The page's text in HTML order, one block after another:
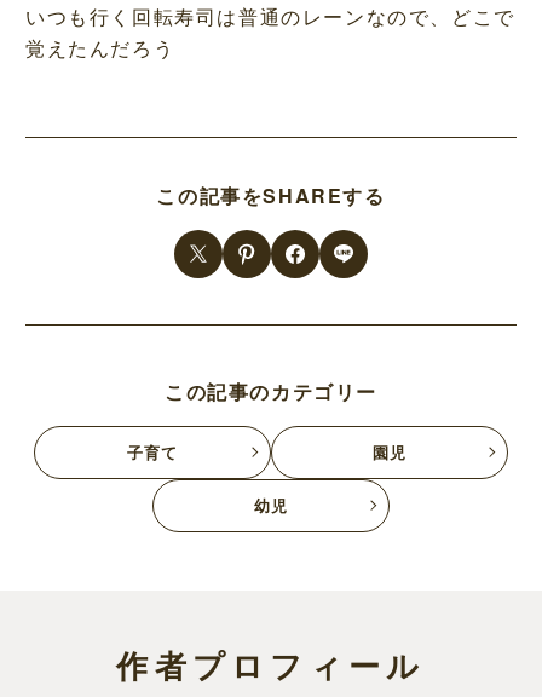
いつも行く回転寿司は普通のレーンなので、どこで
覚えたんだろう
この記事をSHAREする
この記事のカテゴリー
子育て 園児
幼児
作者プロフィール